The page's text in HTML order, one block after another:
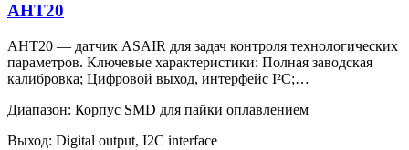
AHT20
AHT20 — датчик ASAIR для задач контроля технологических
параметров. Ключевые характеристики: Полная заводская
калибровка; Цифровой выход, интерфейс I²C;…
Диапазон: Корпус SMD для пайки оплавлением
Выход: Digital output, I2C interface